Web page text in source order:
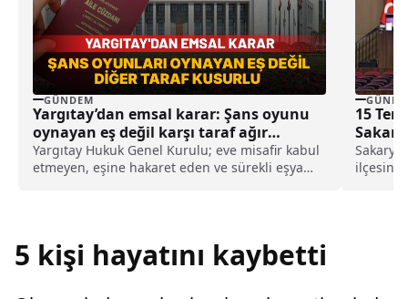
GÜNDEM
Yargıtay’dan emsal karar: Şans oyunu
oynayan eş değil karşı taraf ağır
kusurlu sayıldı
Yargıtay Hukuk Genel Kurulu; eve misafir kabul
etmeyen, eşine hakaret eden ve sürekli eşya
15
Sakarya
5 kişi hayatını kaybetti